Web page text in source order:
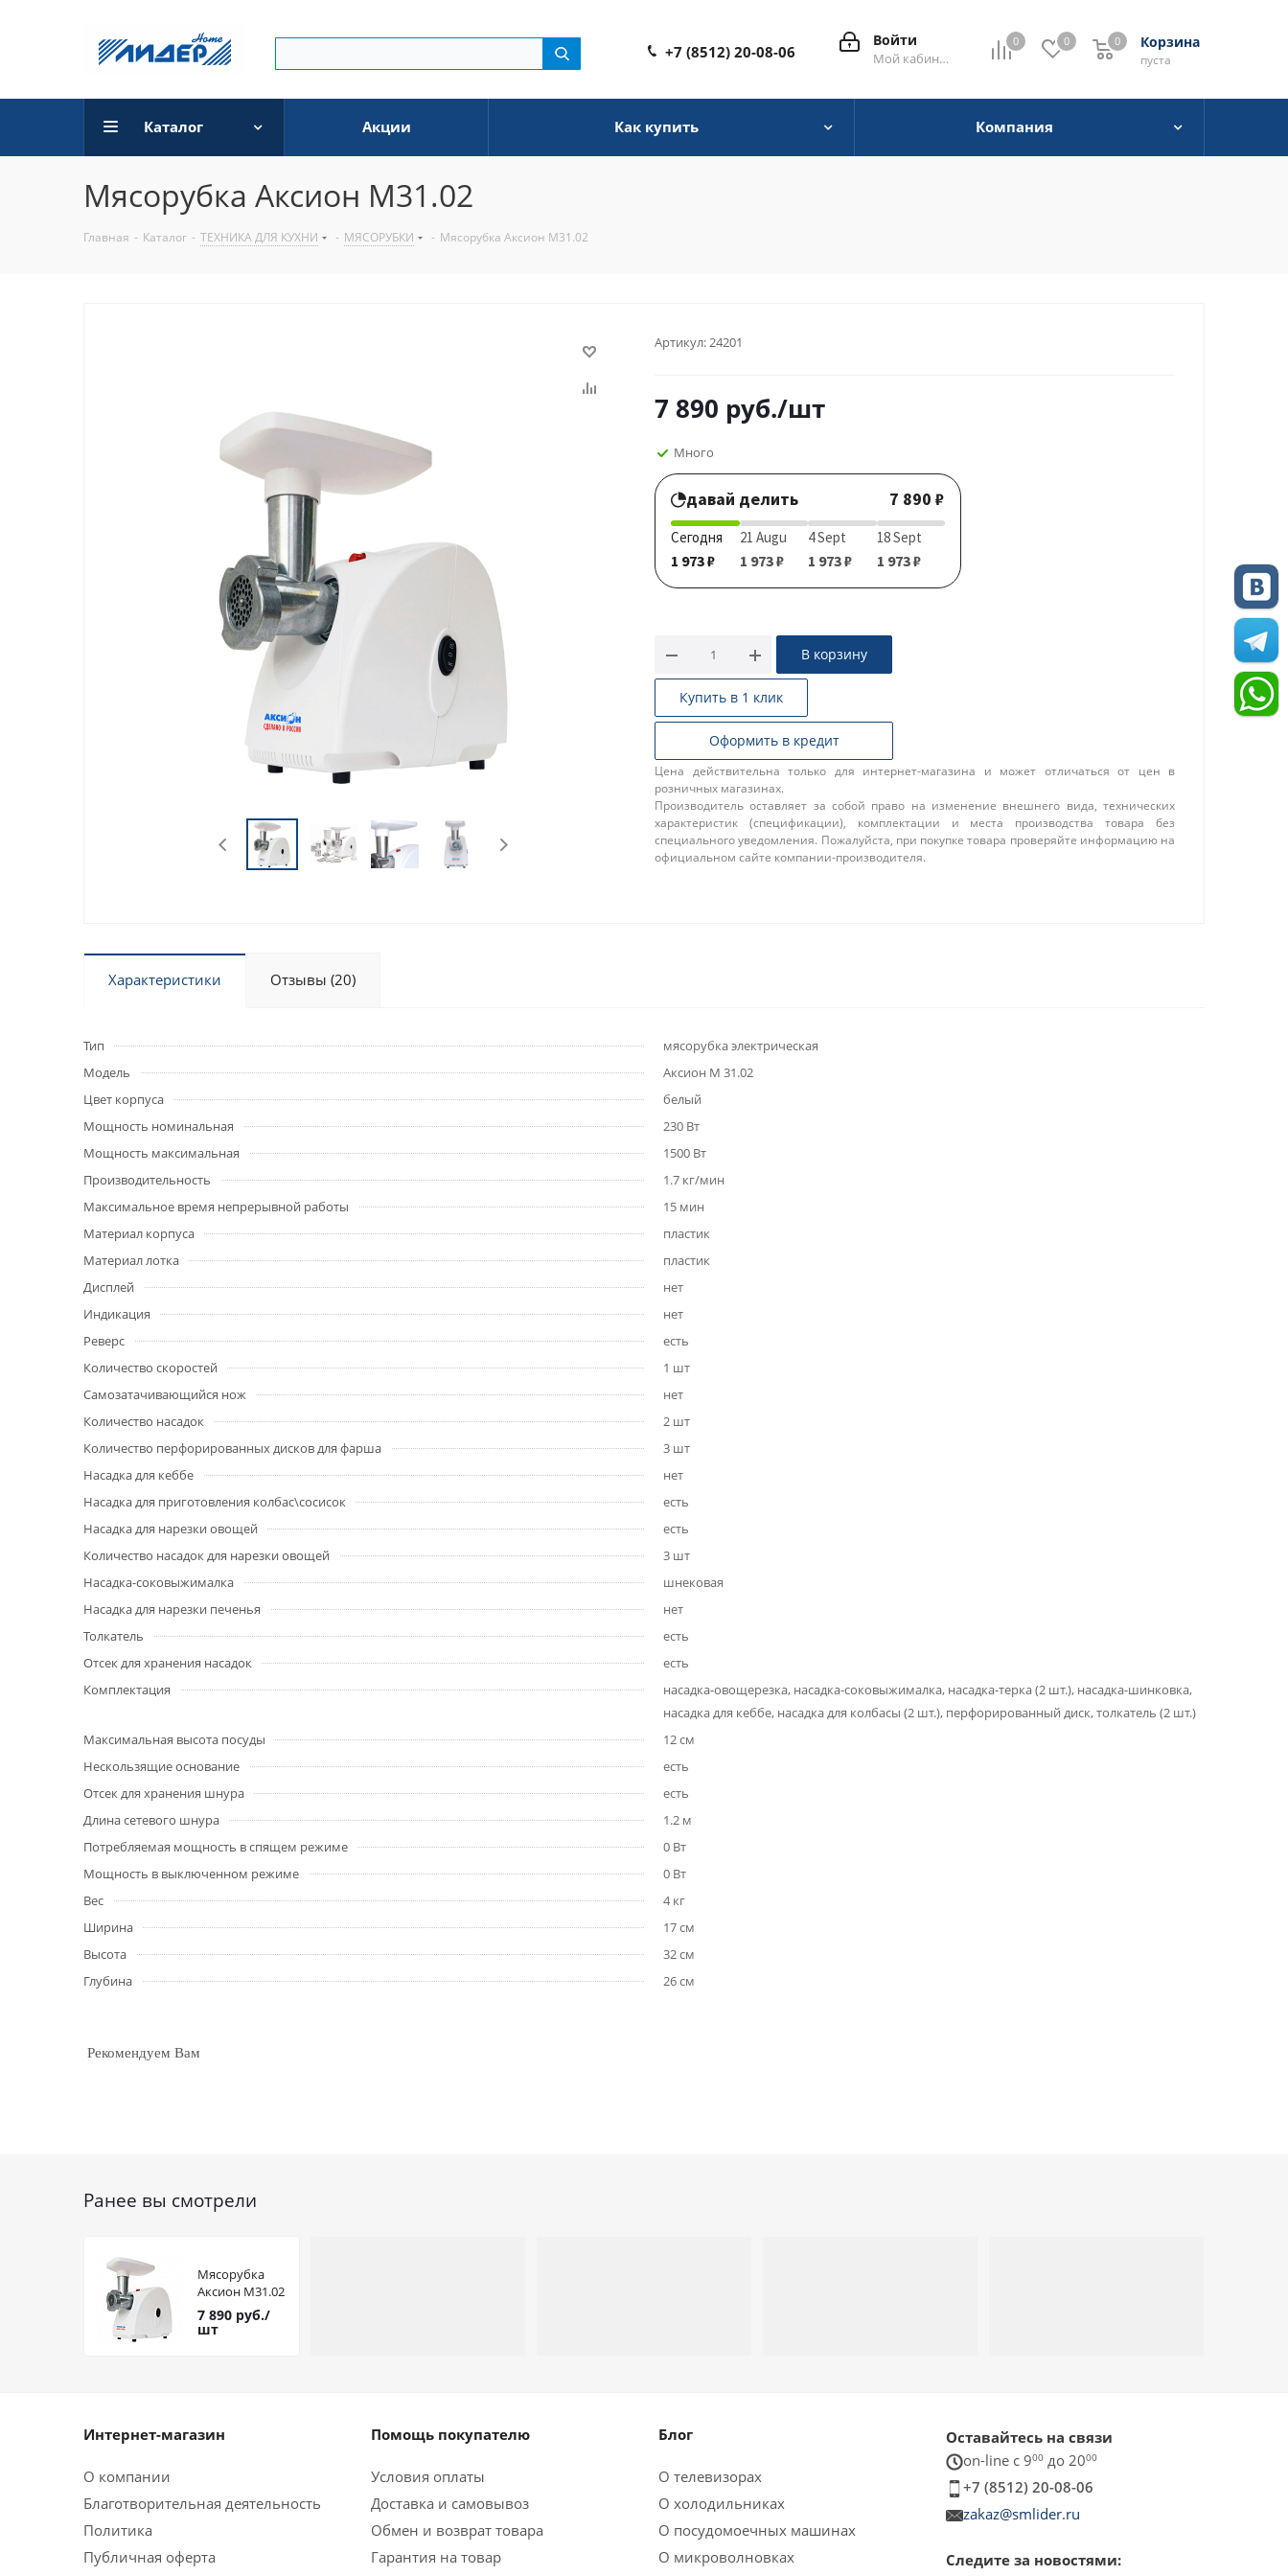
0 0 Корзина
0
пуста
0
Войти
Мой кабинет
+7 (8512) 20-08-06
Каталог Акции Как купить Компания
Мясорубка Аксион М31.02
Главная - Каталог - ТЕХНИКА ДЛЯ КУХНИ - МЯСОРУБКИ - Мясорубка Аксион М31.02
Артикул:24201
7 890 руб./шт
Много
давай делить 7 890 ₽
Сегодня
1 973 ₽
21 Augu
1 973 ₽
4 Sept
1 973 ₽
18 Sept
1 973 ₽
В корзину
Купить в 1 клик
Оформить в кредит
Цена действительна только для интернет-магазина и может отличаться от цен в
розничных магазинах.
Производитель оставляет за собой право на изменение внешнего вида, технических
характеристик (спецификации), комплектации и места производства товара без
специального уведомления. Пожалуйста, при покупке товара проверяйте информацию на
официальном сайте компании-производителя.
Характеристики Отзывы (20)
Тип
мясорубка электрическая
Модель
Аксион М 31.02
Цвет корпуса
белый
Мощность номинальная
230 Вт
Мощность максимальная
1500 Вт
Производительность
1.7 кг/мин
Максимальное время непрерывной работы
15 мин
Материал корпуса
пластик
Материал лотка
пластик
Дисплей
нет
Индикация
нет
Реверс
есть
Количество скоростей
1 шт
Самозатачивающийся нож
нет
Количество насадок
2 шт
Количество перфорированных дисков для фарша
3 шт
Насадка для кеббе
нет
Насадка для приготовления колбас\сосисок
есть
Насадка для нарезки овощей
есть
Количество насадок для нарезки овощей
3 шт
Насадка-соковыжималка
шнековая
Насадка для нарезки печенья
нет
Толкатель
есть
Отсек для хранения насадок
есть
Комплектация
насадка-овощерезка, насадка-соковыжималка, насадка-терка (2 шт.), насадка-шинковка,
насадка для кеббе, насадка для колбасы (2 шт.), перфорированный диск, толкатель (2 шт.)
Максимальная высота посуды
12 см
Нескользящие основание
есть
Отсек для хранения шнура
есть
Длина сетевого шнура
1.2 м
Потребляемая мощность в спящем режиме
0 Вт
Мощность в выключенном режиме
0 Вт
Вес
4 кг
Ширина
17 см
Высота
32 см
Глубина
26 см
Рекомендуем Вам
Ранее вы смотрели
Мясорубка
Аксион М31.02
7 890 руб./
шт
Интернет-магазин
О компании
Благотворительная деятельность
Политика
Публичная оферта
Помощь покупателю
Условия оплаты
Доставка и самовывоз
Обмен и возврат товара
Гарантия на товар
Блог
О телевизорах
О холодильниках
О посудомоечных машинах
О микроволновках
Оставайтесь на связи
on-line c 900 до 2000
+7 (8512) 20-08-06
zakaz@smlider.ru
Следите за новостями: